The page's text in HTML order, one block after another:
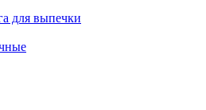
для выпечки